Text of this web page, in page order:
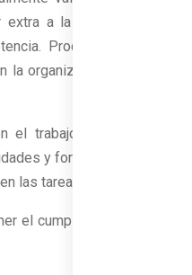
a la compañía, una
Procurar que esas
organización reportará
el trabajo por la mayor
y fortalezas y poner
las tareas realizadas.
el cumplimiento de sus